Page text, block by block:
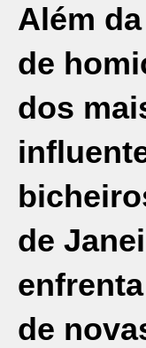
Além
de
dos
de
de